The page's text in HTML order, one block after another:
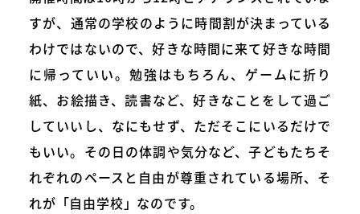
すが、通常の学校のように時間割が決まっている
わけではないので、好きな時間に来て好きな時間
に帰っていい。勉強はもちろん、ゲームに折り
紙、お絵描き、読書など、好きなことをして過ご
していいし、なにもせず、ただそこにいるだけで
もいい。その日の体調や気分など、子どもたちそ
れぞれのペースと自由が尊重されている場所、そ
れが「自由学校」なのです。